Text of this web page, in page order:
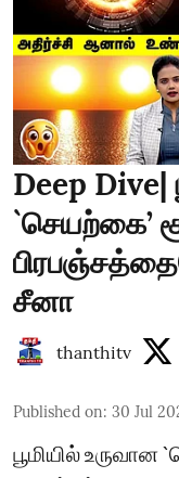
Deep Dive|
`செயற்கை’
சீனா
thanthitv
Published on: 30 Jul
பூமியில் உருவான